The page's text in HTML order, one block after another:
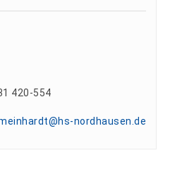
420-554
nordhausen.de